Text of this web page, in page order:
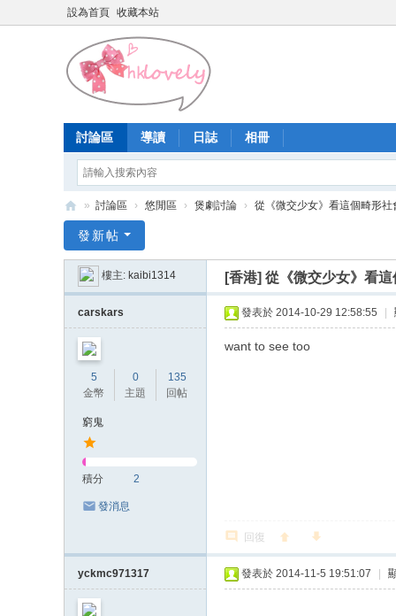
設為首頁 收藏本站
討論區 導讀 日誌 相冊
港
» 討論區 › 悠閒區 › 煲劇討論 › 從《微交少女》看這個畸形社
發新帖
樓主: kaibi1314 [香港] 從《微交少女》看
carskars
5
金幣
0
主題
135
回帖
窮鬼
積分 2
發消息
發表於 2014-10-29 12:58:55
want to see too
回復
yckmc971317 發表於 2014-11-5 19:51:07